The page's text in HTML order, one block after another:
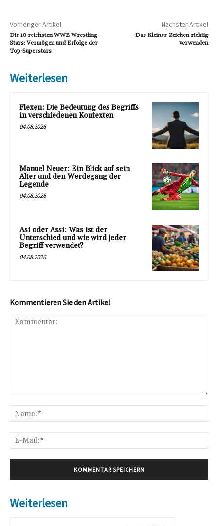
Vorheriger Artikel
Die 10 reichsten WWE Wrestling
Stars: Vermögen und Erfolge der
Top-Superstars
Nächster Artikel
Das Kleiner-Zeichen richtig
verwenden
Weiterlesen
Flexen: Die Bedeutung des Begriffs
in verschiedenen Kontexten
04.08.2026
Manuel Neuer: Ein Blick auf sein
Alter und den Werdegang der
Legende
04.08.2026
Asi oder Assi: Was ist der
Unterschied und wie wird jeder
Begriff verwendet?
04.08.2026
Kommentieren Sie den Artikel
Weiterlesen